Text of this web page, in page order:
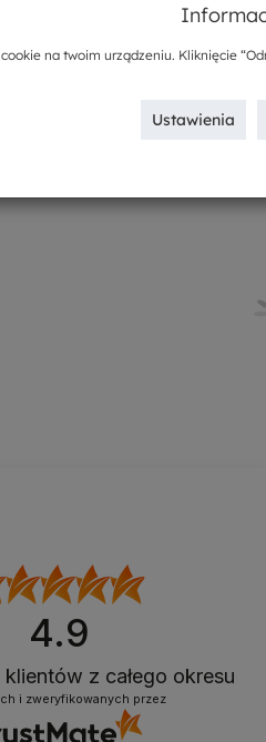
4.9
klientów z całego okresu
i zweryfikowanych przez
na twoim urządzeniu. Kliknięcie
Ustawienia